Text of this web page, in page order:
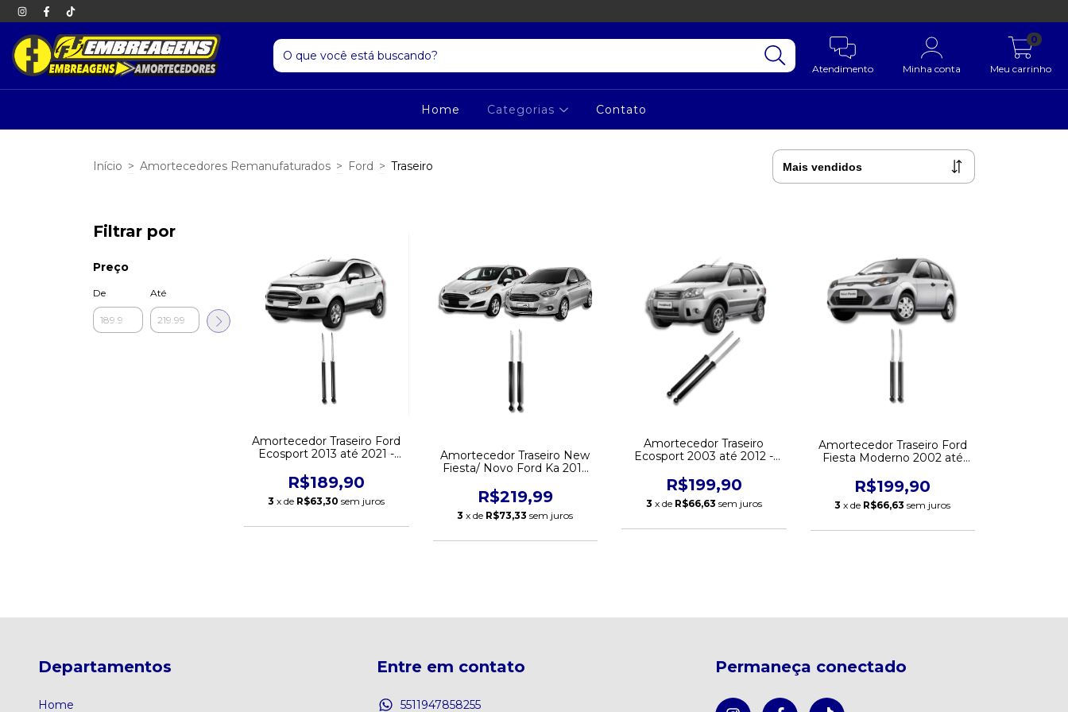
Atendimento Minha conta Meu carrinho
0
Home Categorias Contato
Início > Amortecedores Remanufaturados > Ford > Traseiro
Filtrar por
Preço
De Até
Amortecedor Traseiro Ford
Ecosport 2013 até 2021 -
R$189,90
3 x de R$63,30 sem juros
Amortecedor Traseiro New
Fiesta/ Novo Ford Ka 2016
R$219,99
3 x de R$73,33 sem juros
Amortecedor Traseiro
Ecosport 2003 até 2012 -
R$199,90
3 x de R$66,63 sem juros
Amortecedor Traseiro Ford
Fiesta Moderno 2002 até
R$199,90
3 x de R$66,63 sem juros
Departamentos
Home
Entre em contato
5511947858255
Permaneça conectado